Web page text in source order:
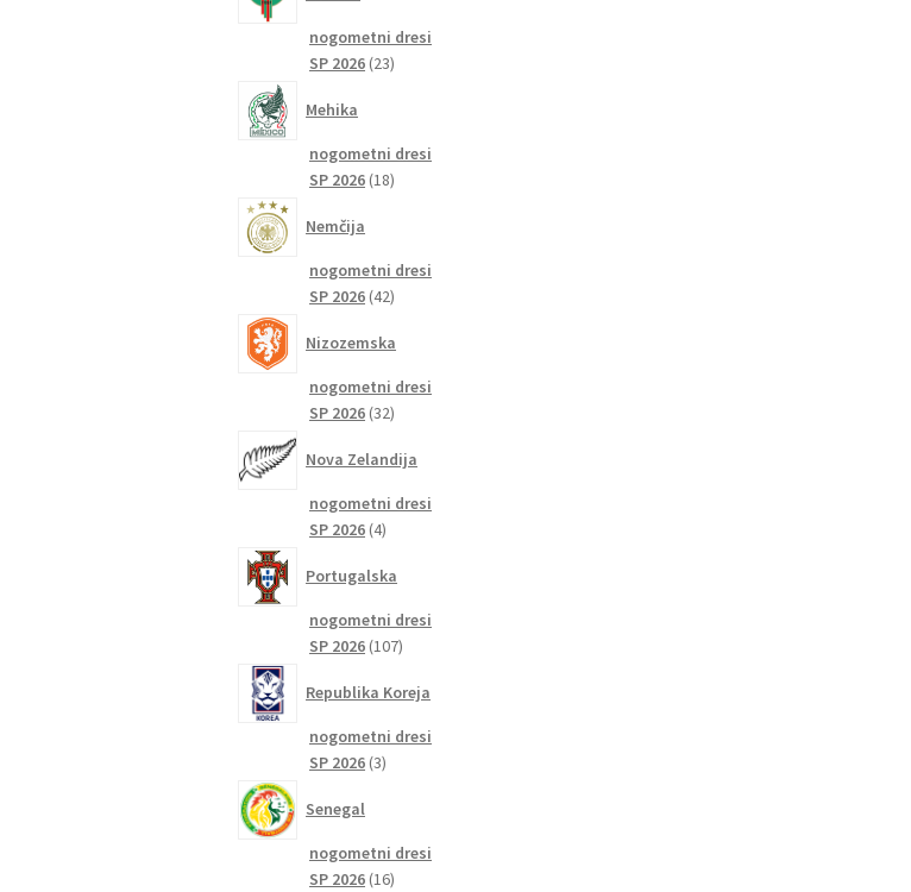
nogometni dresi
SP 2026 2323
Mehika
nogometni dresi
SP 2026 1818
Nemčija
nogometni dresi
SP 2026 4242
Nizozemska
nogometni dresi
SP 2026 3232
Nova Zelandija
nogometni dresi
SP 2026 44
Portugalska
nogometni dresi
SP 2026 107107
Republika Koreja
nogometni dresi
SP 2026 33
Senegal
nogometni dresi
SP 2026 1616